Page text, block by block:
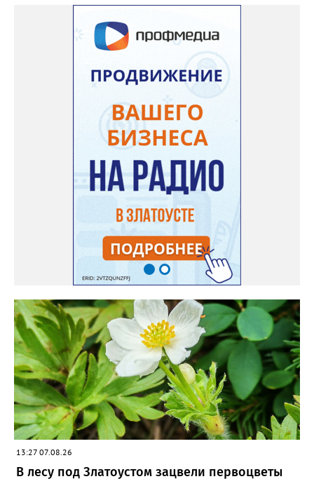
семян (на фото), - отметила «Златоуст.инфо» хозяйка частного
дома Екатерина Бойко. – Посадила вдоль забора, потому что
низины этот цветок не любит. Вот уже второй год растет и
радует меня. Соседи просят саженцы: аромат и до них
доносится. В конце лета собираю лаванду в пучки, сушу –
получаются букеты и саше одновременно. Лаванда широко
используется и в кулинарии». Семена, отметила собеседница
нашего портала, у неё были сорта «Вознесенская узколистная».
Только она хорошо зимует без укрытия. Всхожесть оказалась
на удивление хорошей: из пяти семян из каждой пачки четыре
взошли даже без стратификации. После покупки (по весне)
садовод советует сразу убрать семена в холодильник на два
месяца, а место посадки - мульчировать мелкой корой. Семена
самосевом в ней отлично прорастают. Если иногда срезать
сухие цветы и стряхивать семена вокруг куртины, лаванда
весной прорастет сама. Ещё один секрет – этот символ
Прованса не любит «вкусную» почву. Добавляйте в посадочную
яму гравий и песок – требуется хороший дренаж. В первый год
Екатерина рекомендует цветы убирать, чтобы силы куста
пошли на наращивание корневой системы. А со второго года
пусть лаванда цветёт во всю силу! Фото: Екатерина Бойко,
специально для «Златоуст.инфо». Обсуждение новости здесь
ВКОНТАКТЕ https://vk.com/newszlatoust74
13:27 07.08.26
В лесу под Златоустом зацвели первоцветы